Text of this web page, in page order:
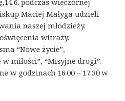
Maciej Małyga udzieli
naszej młodzieży.
witraży.
“Nowe życie”,
miłości”, “Misyjne drogi”.
w godzinach 16.00 – 17.30 w